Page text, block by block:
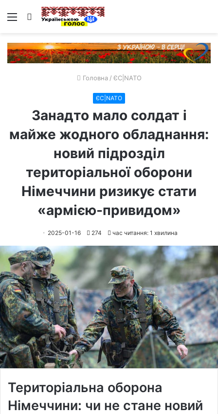
Меню Пошук
Головна / ЄС|NATO
ЄС|NATO
Занадто мало солдат і
майже жодного обладнання:
новий підрозділ
територіальної оборони
Німеччини ризикує стати
«армією-привидом»
2025-01-16 274 час читання: 1 хвилина
Територіальна оборона
Німеччини: чи не стане новий